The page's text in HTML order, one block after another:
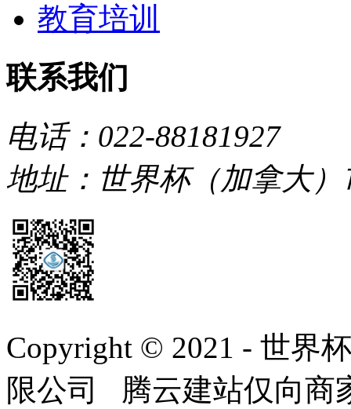
教育培训
联系我们
电话：022-88181927
地址：世界杯（加拿大
Copyright © 2021 - 世界
限公司 腾云建站仅向商